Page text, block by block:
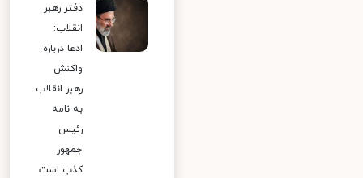
دفتر رهبر
انقلاب:
ادعا درباره
واکنش
رهبر انقلاب
به نامه
رئیس
جمهور
کذب است